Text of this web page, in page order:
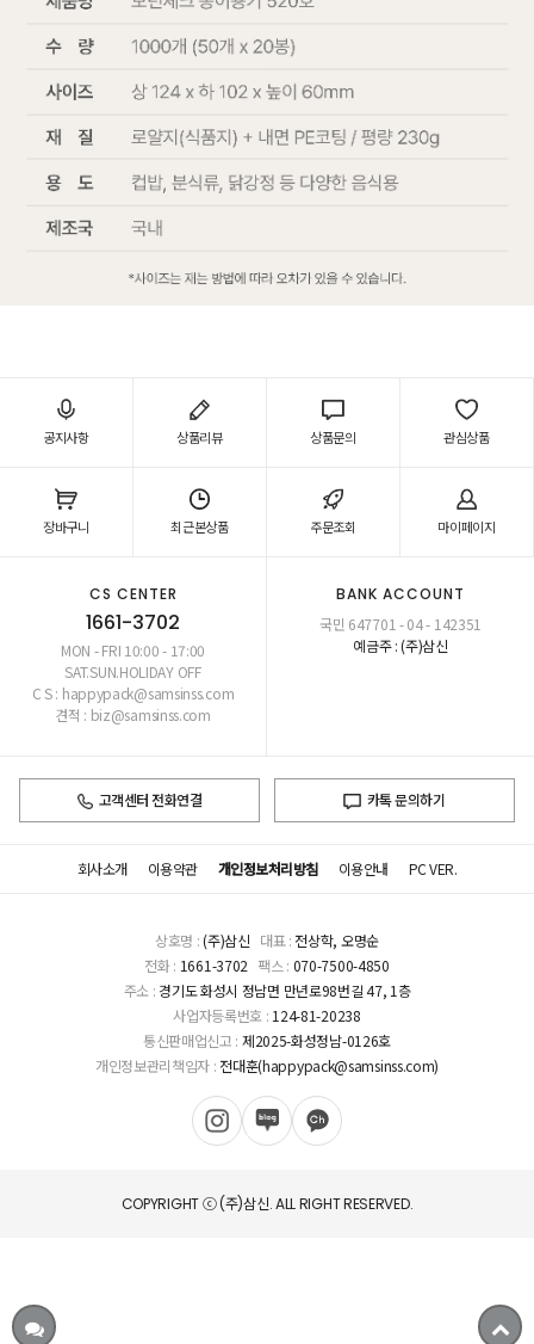
공지사항 상품리뷰 상품문의 관심상품
장바구니 최근본상품 주문조회 마이페이지
CS CENTER
1661-3702
MON - FRI 10:00 - 17:00
SAT.SUN.HOLIDAY OFF
C S : happypack@samsinss.com
견적 : biz@samsinss.com
BANK ACCOUNT
국민 647701 - 04 - 142351
예금주 : (주)삼신
고객센터 전화연결 카톡 문의하기
회사소개 이용약관 개인정보처리방침 이용안내 PC VER.
상호명 :(주)삼신 대표 : 전상학, 오명순
전화 : 1661-3702 팩스 : 070-7500-4850
주소 : 경기도 화성시 정남면 만년로98번길 47, 1층
사업자등록번호 : 124-81-20238
통신판매업신고 : 제2025-화성정남-0126호
개인정보관리책임자 : 전대훈(happypack@samsinss.com)
COPYRIGHT ⓒ (주)삼신. ALL RIGHT RESERVED.